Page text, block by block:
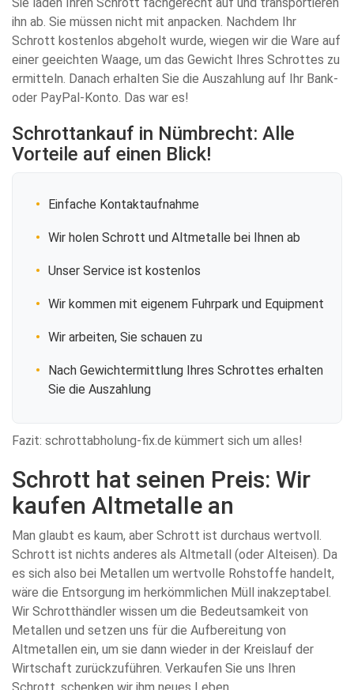
ihn ab. Sie müssen nicht mit anpacken. Nachdem Ihr
Schrott kostenlos abgeholt wurde, wiegen wir die Ware auf
einer geeichten Waage, um das Gewicht Ihres Schrottes zu
ermitteln. Danach erhalten Sie die Auszahlung auf Ihr Bank-
oder PayPal-Konto. Das war es!
Schrottankauf in Nümbrecht: Alle
Vorteile auf einen Blick!
Einfache Kontaktaufnahme
Wir holen Schrott und Altmetalle bei Ihnen ab
Unser Service ist kostenlos
Wir kommen mit eigenem Fuhrpark und Equipment
Wir arbeiten, Sie schauen zu
Nach Gewichtermittlung Ihres Schrottes erhalten
Sie die Auszahlung
Fazit: schrottabholung-fix.de kümmert sich um alles!
Schrott hat seinen Preis: Wir
kaufen Altmetalle an
Man glaubt es kaum, aber Schrott ist durchaus wertvoll.
Schrott ist nichts anderes als Altmetall (oder Alteisen). Da
es sich also bei Metallen um wertvolle Rohstoffe handelt,
wäre die Entsorgung im herkömmlichen Müll inakzeptabel.
Wir Schrotthändler wissen um die Bedeutsamkeit von
Metallen und setzen uns für die Aufbereitung von
Altmetallen ein, um sie dann wieder in der Kreislauf der
Wirtschaft zurückzuführen. Verkaufen Sie uns Ihren